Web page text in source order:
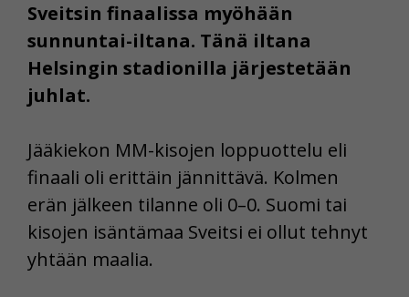
Sveitsin finaalissa myöhään
sunnuntai-iltana. Tänä iltana
Helsingin stadionilla järjestetään
juhlat.
Jääkiekon MM-kisojen loppuottelu eli
finaali oli erittäin jännittävä. Kolmen
erän jälkeen tilanne oli 0–0. Suomi tai
kisojen isäntämaa Sveitsi ei ollut tehnyt
yhtään maalia.